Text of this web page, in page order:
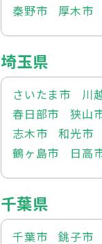
秦野市
厚木市
埼玉県
さいたま市 川
春日部市
狭山
志木市
和光市
鶴ヶ島市
日高
千葉県
千葉市 銚子市